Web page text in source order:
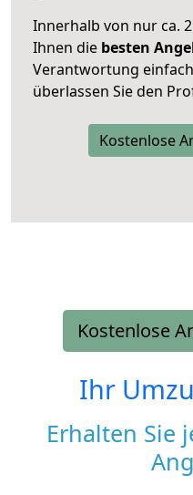
Innerhalb von nur ca.
Ihnen die besten
Verantwortung
überlassen Sie den
Kostenlose
Kostenlose
Ihr
Erhalten Sie